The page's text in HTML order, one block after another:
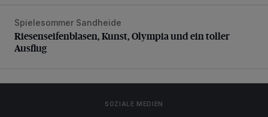
Riesenseifenblasen, Kunst, Olympia und ein toller Ausflug
Spielesommer Sandheide
Riesenseifenblasen, Kunst, Olympia und ein toller
Ausflug
SOZIALE MEDIEN